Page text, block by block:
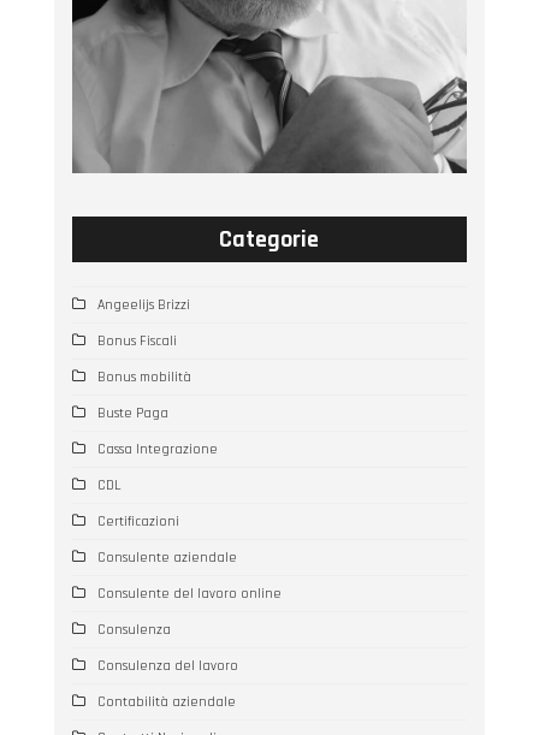
Categorie
Angeelijs Brizzi
Bonus Fiscali
Bonus mobilità
Buste Paga
Cassa Integrazione
CDL
Certificazioni
Consulente aziendale
Consulente del lavoro online
Consulenza
Consulenza del lavoro
Contabilità aziendale